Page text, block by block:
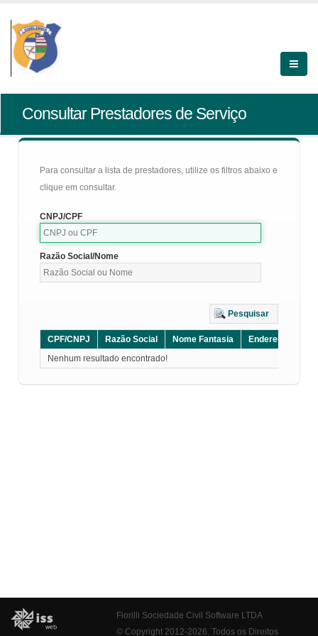
Consultar Prestadores de Serviço
Para consultar a lista de prestadores, utilize os filtros abaixo e
clique em consultar.
CNPJ/CPF
Razão Social/Nome
Pesquisar
CPF/CNPJ Razão Social Nome Fantasia Endereço
Nenhum resultado encontrado!
Fiorilli Sociedade Civil Software LTDA
© Copyright 2012-2026. Todos os Direitos